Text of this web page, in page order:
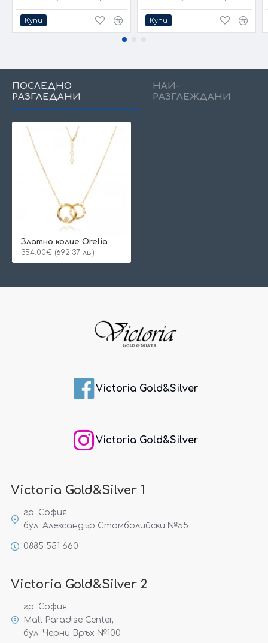
Купи Купи
ПОСЛЕДНО
РАЗГЛЕДАНИ
НАЙ-
РАЗГЛЕЖДАНИ
Златно колие Оrelia
354.00€ (692.37 лв.)
Victoria Gold&Silver
Victoria Gold&Silver
Victoria Gold&Silver 1
гр. София
бул. Александър Стамболийски №55
0885 551 660
Victoria Gold&Silver 2
гр. София
Mall Paradise Center,
бул. Черни Връх №100